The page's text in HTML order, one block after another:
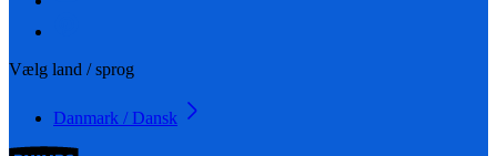
Vælg land / sprog
Danmark / Dansk